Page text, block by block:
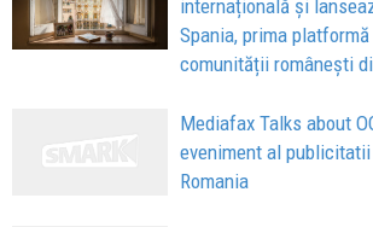
internațională și
Spania, prima
comunității românești
Mediafax Talks about
eveniment al
Romania